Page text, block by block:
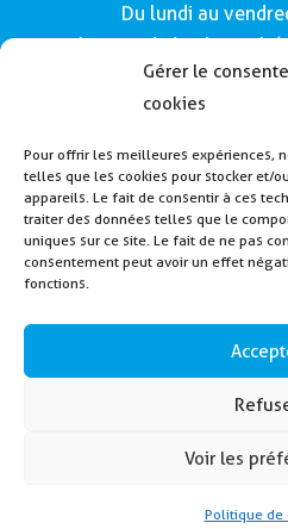
Gérer le
cookies
Pour offrir les meilleures expériences,
telles que les cookies pour stocker et/
appareils. Le fait de consentir à ces
traiter des données telles que le
uniques sur ce site. Le fait de ne pas
consentement peut avoir un effet
fonctions.
Voir les
Politique de
Du lundi au
le samedi de 9h à 12h
160, route
64160 -
Tél : 05 59
Inscription
Contactez
2024 – Mairie de Buros –